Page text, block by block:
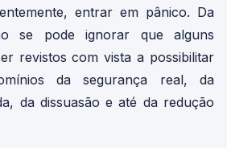
entrar em pânico. Da
se pode ignorar que alguns
revistos com vista a possibilitar
da segurança real, da
da dissuasão e até da redução